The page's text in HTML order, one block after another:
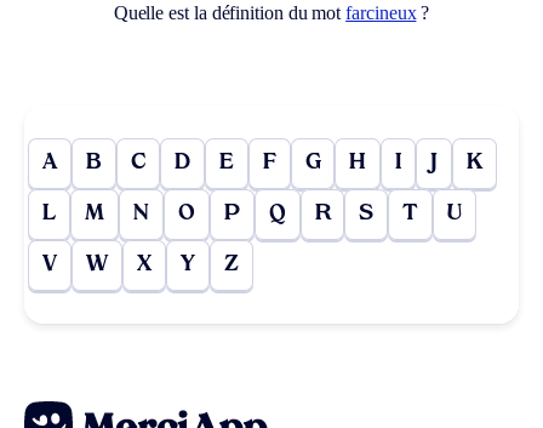
Quelle est la définition du motfarcineux?
A B C D E F G H I J K
L M N O P Q R S T U
V W X Y Z